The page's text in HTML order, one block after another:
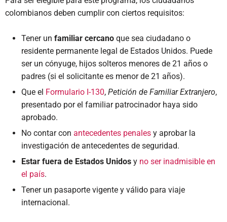
colombianos deben cumplir con ciertos requisitos:
Tener un familiar cercano que sea ciudadano o
residente permanente legal de Estados Unidos. Puede
ser un cónyuge, hijos solteros menores de 21 años o
padres (si el solicitante es menor de 21 años).
Que el Formulario I-130, Petición de Familiar Extranjero,
presentado por el familiar patrocinador haya sido
aprobado.
No contar con antecedentes penales y aprobar la
investigación de antecedentes de seguridad.
Estar fuera de Estados Unidos y no ser inadmisible en
el país.
Tener un pasaporte vigente y válido para viaje
internacional.